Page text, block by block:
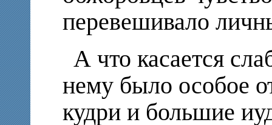
перевешивало
А что касается
нему было особое
кудри и большие